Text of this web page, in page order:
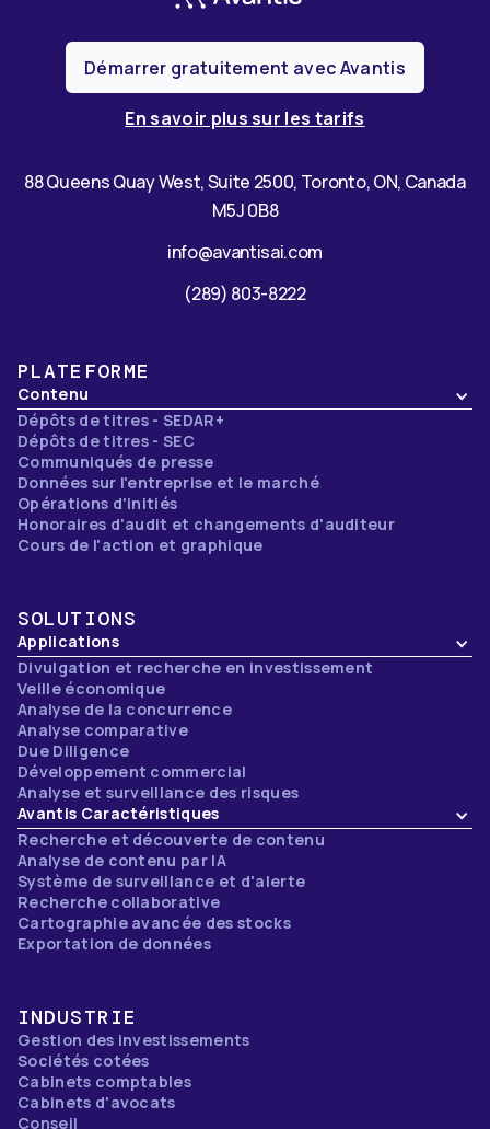
Démarrer gratuitement avec Avantis
En savoir plus sur les tarifs
88 Queens Quay West, Suite 2500, Toronto, ON, Canada
M5J 0B8
info@avantisai.com
(289) 803-8222
PLATEFORME
Contenu
Dépôts de titres - SEDAR+
Dépôts de titres - SEC
Communiqués de presse
Données sur l'entreprise et le marché
Opérations d'initiés
Honoraires d'audit et changements d'auditeur
Cours de l'action et graphique
SOLUTIONS
Applications
Divulgation et recherche en investissement
Veille économique
Analyse de la concurrence
Analyse comparative
Due Diligence
Développement commercial
Analyse et surveillance des risques
Avantis Caractéristiques
Recherche et découverte de contenu
Analyse de contenu par IA
Système de surveillance et d'alerte
Recherche collaborative
Cartographie avancée des stocks
Exportation de données
INDUSTRIE
Gestion des investissements
Sociétés cotées
Cabinets comptables
Cabinets d'avocats
Conseil